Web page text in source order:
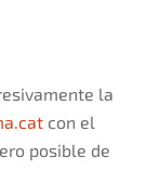
la
con el
posible de